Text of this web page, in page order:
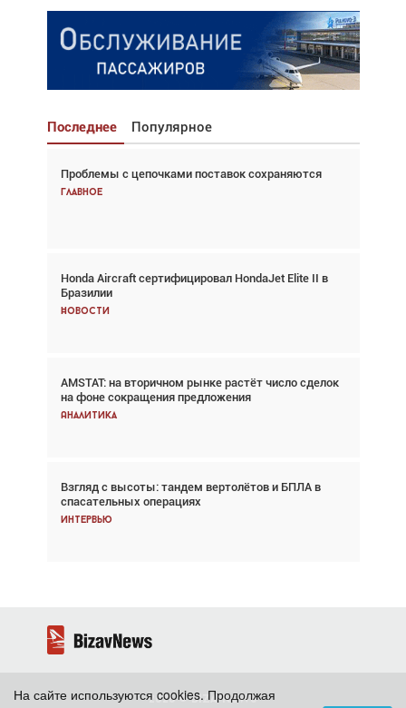
Последнее Популярное
Проблемы с цепочками поставок сохраняются
Главное
Honda Aircraft сертифицировал HondaJet Elite II в
Бразилии
Новости
AMSTAT: на вторичном рынке растёт число сделок
на фоне сокращения предложения
Аналитика
Взгляд с высоты: тандем вертолётов и БПЛА в
спасательных операциях
Интервью
Взгляд с высоты: тандем вертолётов и БПЛА в
спасательных операциях
Авиационный фотограф Дэйв Кох: «Фотография
говорит сама за себя... а ИИ всё портит»
Новости
Проблемы с цепочками поставок сохраняются
Аналитика
Частный самолёт – это актив. Подходите к
покупке соответствующим образом
Интервью
2026 ©BizavNews
На сайте используются cookies. Продолжая